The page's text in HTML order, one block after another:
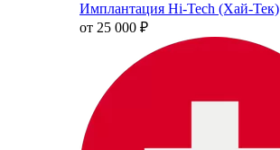
Имплантация Hi-Tech (Хай-Тек)
от 25 000 ₽